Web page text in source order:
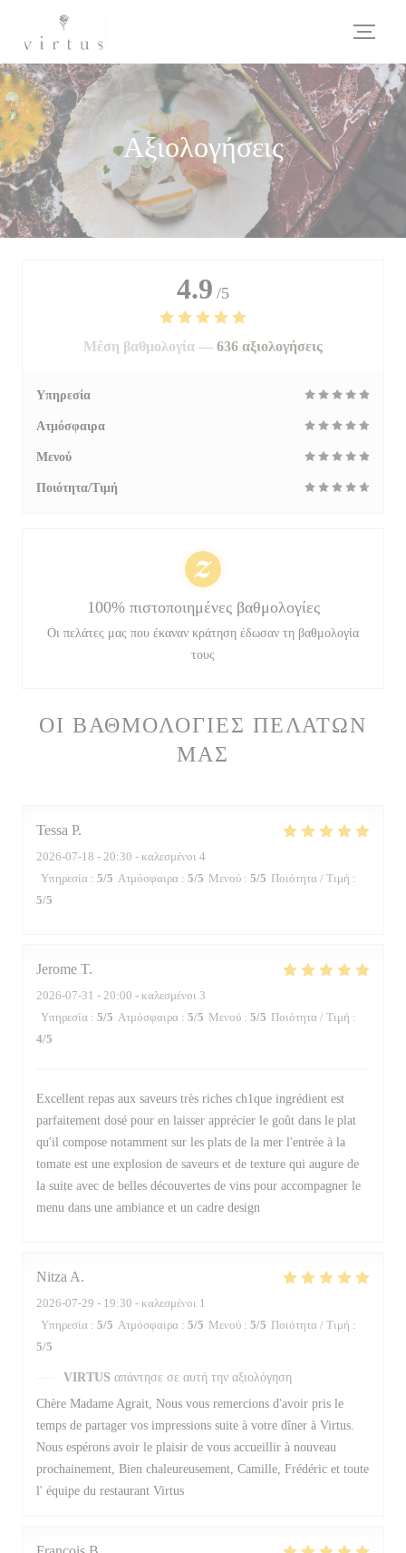
Αξιολογήσεις
ΟΙ ΒΑΘΜΟΛΟΓΊΕΣ ΠΕΛΑΤΏΝ
ΜΑΣ
Tessa P
2026-07-18 - 20:30 - καλεσμένοι 4
Υπηρεσία : 5/5 Ατμόσφαιρα : 5/5 Μενού : 5/5 Ποιότητα / Τιμή :
5/5
Jerome T
2026-07-31 - 20:00 - καλεσμένοι 3
Υπηρεσία : 5/5 Ατμόσφαιρα : 5/5 Μενού : 5/5 Ποιότητα / Τιμή :
4/5
Excellent repas aux saveurs très riches ch1que ingrédient est
parfaitement dosé pour en laisser apprécier le goût dans le plat
qu'il compose notamment sur les plats de la mer l'entrée à la
tomate est une explosion de saveurs et de texture qui augure de
la suite avec de belles découvertes de vins pour accompagner le
menu dans une ambiance et un cadre design
Nitza A
2026-07-29 - 19:30 - καλεσμένοι 1
Υπηρεσία : 5/5 Ατμόσφαιρα : 5/5 Μενού : 5/5 Ποιότητα / Τιμή :
5/5
VIRTUS απάντησε σε αυτή την αξιολόγηση
Chère Madame Agrait, Nous vous remercions d'avoir pris le
temps de partager vos impressions suite à votre dîner à Virtus.
Nous espérons avoir le plaisir de vous accueillir à nouveau
prochainement, Bien chaleureusement, Camille, Frédéric et toute
l' équipe du restaurant Virtus
4.9 /5
Μέση βαθμολογία — 636 αξιολογήσεις
Υπηρεσία
Ατμόσφαιρα
Μενού
Ποιότητα/Τιμή
100% πιστοποιημένες βαθμολογίες
Οι πελάτες μας που έκαναν κράτηση έδωσαν τη βαθμολογία
τους